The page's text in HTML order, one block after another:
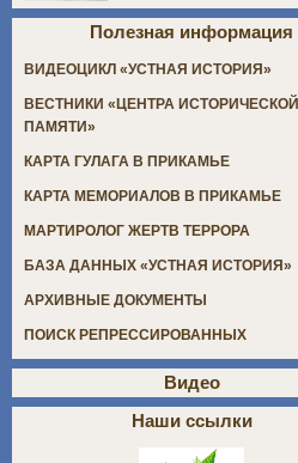
Полезная информация
ВИДЕОЦИКЛ «УСТНАЯ ИСТОРИЯ»
ВЕСТНИКИ «ЦЕНТРА ИСТОРИЧЕСКОЙ
ПАМЯТИ»
КАРТА ГУЛАГА В ПРИКАМЬЕ
КАРТА МЕМОРИАЛОВ В ПРИКАМЬЕ
МАРТИРОЛОГ ЖЕРТВ ТЕРРОРА
БАЗА ДАННЫХ «УСТНАЯ ИСТОРИЯ»
АРХИВНЫЕ ДОКУМЕНТЫ
ПОИСК РЕПРЕССИРОВАННЫХ
Видео
Наши ссылки